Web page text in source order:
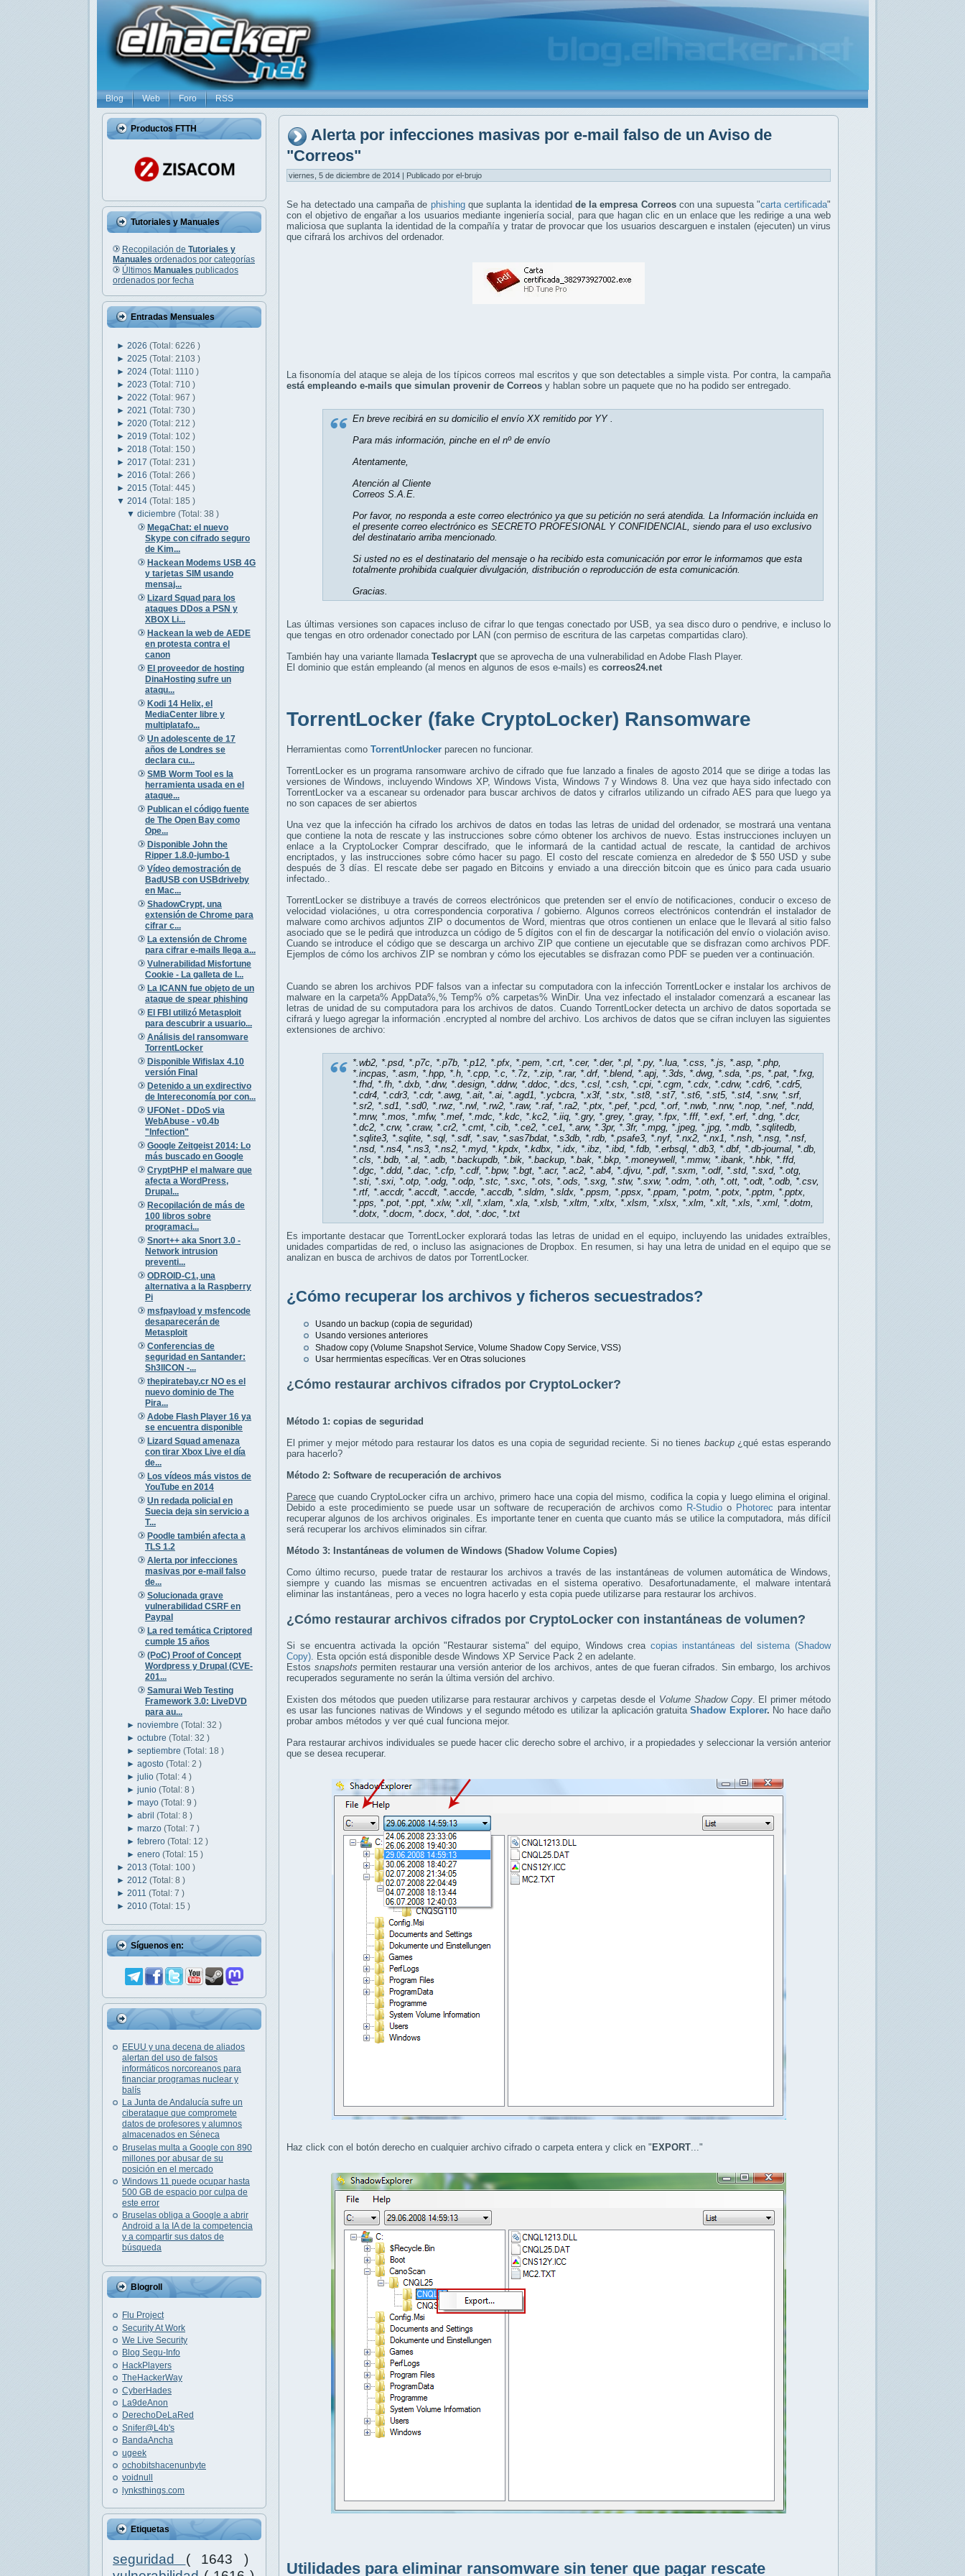
Blog Web Foro RSS
Productos FTTH
Tutoriales y Manuales
Recopilación de Tutoriales y
Manuales ordenados por categorías
Últimos Manuales publicados
ordenados por fecha
Entradas Mensuales
► 2026 (Total: 6226 )
► 2025 (Total: 2103 )
► 2024 (Total: 1110 )
► 2023 (Total: 710 )
► 2022 (Total: 967 )
► 2021 (Total: 730 )
► 2020 (Total: 212 )
► 2019 (Total: 102 )
► 2018 (Total: 150 )
► 2017 (Total: 231 )
► 2016 (Total: 266 )
► 2015 (Total: 445 )
▼ 2014 (Total: 185 )
▼diciembre(Total: 38 )
MegaChat: el nuevo
Skype con cifrado seguro
de Kim...
Hackean Modems USB 4G
y tarjetas SIM usando
mensaj...
Lizard Squad para los
ataques DDos a PSN y
XBOX Li...
Hackean la web de AEDE
en protesta contra el
canon
El proveedor de hosting
DinaHosting sufre un
ataqu...
Kodi 14 Helix, el
MediaCenter libre y
multiplatafo...
Un adolescente de 17
años de Londres se
declara cu...
SMB Worm Tool es la
herramienta usada en el
ataque...
Publican el código fuente
de The Open Bay como
Ope...
Disponible John the
Ripper 1.8.0-jumbo-1
Vídeo demostración de
BadUSB con USBdriveby
en Mac...
ShadowCrypt, una
extensión de Chrome para
cifrar c...
La extensión de Chrome
para cifrar e-mails llega a...
Vulnerabilidad Misfortune
Cookie - La galleta de l...
La ICANN fue objeto de un
ataque de spear phishing
El FBI utilizó Metasploit
para descubrir a usuario...
Análisis del ransomware
TorrentLocker
Disponible Wifislax 4.10
versión Final
Detenido a un exdirectivo
de Intereconomía por con...
UFONet - DDoS via
WebAbuse - v0.4b
"Infection"
Google Zeitgeist 2014: Lo
más buscado en Google
CryptPHP el malware que
afecta a WordPress,
Drupal...
Recopilación de más de
100 libros sobre
programaci...
Snort++ aka Snort 3.0 -
Network intrusion
preventi...
ODROID-C1, una
alternativa a la Raspberry
Pi
msfpayload y msfencode
desaparecerán de
Metasploit
Conferencias de
seguridad en Santander:
Sh3llCON -...
thepiratebay.cr NO es el
nuevo dominio de The
Pira...
Adobe Flash Player 16 ya
se encuentra disponible
Lizard Squad amenaza
con tirar Xbox Live el día
de...
Los vídeos más vistos de
YouTube en 2014
Un redada policial en
Suecia deja sin servicio a
T...
Poodle también afecta a
TLS 1.2
Alerta por infecciones
masivas por e-mail falso
de...
Solucionada grave
vulnerabilidad CSRF en
Paypal
La red temática Criptored
cumple 15 años
(PoC) Proof of Concept
Wordpress y Drupal (CVE-
201...
Samurai Web Testing
Framework 3.0: LiveDVD
para au...
►noviembre(Total: 32 )
►octubre(Total: 32 )
►septiembre(Total: 18 )
►agosto(Total: 2 )
►julio(Total: 4 )
►junio(Total: 8 )
►mayo(Total: 9 )
►abril(Total: 8 )
►marzo(Total: 7 )
►febrero(Total: 12 )
►enero(Total: 15 )
► 2013 (Total: 100 )
► 2012 (Total: 8 )
► 2011 (Total: 7 )
► 2010 (Total: 15 )
Síguenos en:
EEUU y una decena de aliados
alertan del uso de falsos
informáticos norcoreanos para
financiar programas nuclear y
balís
La Junta de Andalucía sufre un
ciberataque que compromete
datos de profesores y alumnos
almacenados en Séneca
Bruselas multa a Google con 890
millones por abusar de su
posición en el mercado
Windows 11 puede ocupar hasta
500 GB de espacio por culpa de
este error
Bruselas obliga a Google a abrir
Android a la IA de la competencia
y a compartir sus datos de
búsqueda
Blogroll
Flu Project
Security At Work
We Live Security
Blog Segu-Info
HackPlayers
TheHackerWay
CyberHades
La9deAnon
DerechoDeLaRed
Snifer@L4b's
BandaAncha
ugeek
ochobitshacenunbyte
voidnull
lynksthings.com
Etiquetas
seguridad ( 1643 )
Alerta por infecciones masivas por e-mail falso de un Aviso de
"Correos"
viernes, 5 de diciembre de 2014 | Publicado por el-brujo
Se ha detectado una campaña de phishingque suplanta la identidad de la empresa Correoscon una supuesta "carta certificada"
con el objetivo de engañar a los usuarios mediante ingeniería social, para que hagan clic en un enlace que les redirige a una web
maliciosa que suplanta la identidad de la compañía y tratar de provocar que los usuarios descarguen e instalen (ejecuten) un virus
que cifrará los archivos del ordenador.
La fisonomía del ataque se aleja de los típicos correos mal escritos y que son detectables a simple vista. Por contra, la campaña
está empleando e-mails que simulan provenir de Correos y hablan sobre un paquete que no ha podido ser entregado.
En breve recibirá en su domicilio el envío XX remitido por YY .
Para más información, pinche en el nº de envío
Atentamente,
Atención al Cliente
Correos S.A.E.
Por favor, no responda a este correo electrónico ya que su petición no será atendida. La Información incluida en
el presente correo electrónico es SECRETO PROFESIONAL Y CONFIDENCIAL, siendo para el uso exclusivo
del destinatario arriba mencionado.
Si usted no es el destinatario del mensaje o ha recibido esta comunicación por error le informamos que esta
totalmente prohibida cualquier divulgación, distribución o reproducción de esta comunicación.
Gracias.
Las últimas versiones son capaces incluso de cifrar lo que tengas conectado por USB, ya sea disco duro o pendrive, e incluso lo
que tengas en otro ordenador conectado por LAN (con permiso de escritura de las carpetas compartidas claro).
También hay una variante llamada Teslacrypt que se aprovecha de una vulnerabilidad en Adobe Flash Player.
El dominio que están empleando (al menos en algunos de esos e-mails) es correos24.net
TorrentLocker (fake CryptoLocker) Ransomware
Herramientas como TorrentUnlocker parecen no funcionar.
TorrentLocker es un programa ransomware archivo de cifrado que fue lanzado a finales de agosto 2014 que se dirige a todas las
versiones de Windows, incluyendo Windows XP, Windows Vista, Windows 7 y Windows 8. Una vez que haya sido infectado con
TorrentLocker va a escanear su ordenador parabuscar archivos de datos y cifrarlos utilizando un cifrado AES para que luego ya
no son capaces de ser abiertos
Una vez que la infección ha cifrado los archivos de datos en todas las letras de unidad del ordenador, se mostrará una ventana
que contiene la nota de rescate y las instrucciones sobre cómo obtener los archivos de nuevo. Estas instrucciones incluyen un
enlace a la CryptoLocker Comprar descifrado, que le informará de la cantidad actual de rescate,
la cantidad de archivos
encriptados, y las instrucciones sobre cómo hacer su pago. El costo del rescate comienza en alrededor de $ 550 USD y sube
después de 3 días. El rescate debe ser pagado en Bitcoins y enviado a una dirección bitcoin que es único para cada usuario
infectado..
TorrentLocker se distribuye a través de correos electrónicos que pretenden ser el envío de notificaciones, conducir oexceso de
velocidad violaciónes,u otra correspondencia corporativa / gobierno. Algunos correos electrónicos contendrán el instalador de
malware como archivos adjuntos ZIP o documentos de Word, mientras que otros contienen un enlace que le llevará al sitio falso
asociado que se le pedirá que introduzca un código de 5 dígitos con el fin de descargar la notificación del envío o violación aviso.
Cuando se introduce el código que se descarga un archivo ZIP que contiene un ejecutable que se disfrazan como archivos PDF.
Ejemplos de cómo los archivos ZIP se nombran y cómo los ejecutables se disfrazan como PDF se pueden ver a continuación.
Cuando se abren los archivos PDF falsos van a infectar su computadora con la infección TorrentLocker e instalar los archivos de
malware en la carpeta% AppData%,% Temp% o% carpetas% WinDir. Una vez infectado el instalador comenzará a escanear las
letras de unidad de su computadora para los archivos de datos. Cuando TorrentLocker detecta un archivo de datos soportada se
cifrará y luego agregar la información .encrypted al nombre del archivo. Los archivos de datos que se cifran incluyen las siguientes
extensiones de archivo:
*.wb2, *.psd, *.p7c, *.p7b, *.p12, *.pfx, *.pem, *.crt, *.cer, *.der, *.pl, *.py, *.lua, *.css, *.js, *.asp, *.php,
*.incpas, *.asm, *.hpp, *.h, *.cpp, *.c, *.7z, *.zip, *.rar, *.drf, *.blend, *.apj, *.3ds, *.dwg, *.sda, *.ps, *.pat, *.fxg,
*.fhd, *.fh, *.dxb, *.drw, *.design, *.ddrw, *.ddoc, *.dcs, *.csl, *.csh, *.cpi, *.cgm, *.cdx, *.cdrw, *.cdr6, *.cdr5,
*.cdr4, *.cdr3, *.cdr, *.awg, *.ait, *.ai, *.agd1, *.ycbcra, *.x3f, *.stx, *.st8, *.st7, *.st6, *.st5, *.st4, *.srw, *.srf,
*.sr2, *.sd1, *.sd0, *.rwz, *.rwl, *.rw2, *.raw, *.raf, *.ra2, *.ptx, *.pef, *.pcd, *.orf, *.nwb, *.nrw, *.nop, *.nef, *.ndd,
*.mrw, *.mos, *.mfw, *.mef, *.mdc, *.kdc, *.kc2, *.iiq, *.gry, *.grey, *.gray, *.fpx, *.fff, *.exf, *.erf, *.dng, *.dcr,
*.dc2, *.crw, *.craw, *.cr2, *.cmt, *.cib, *.ce2, *.ce1, *.arw, *.3pr, *.3fr, *.mpg, *.jpeg, *.jpg, *.mdb, *.sqlitedb,
*.sqlite3, *.sqlite, *.sql, *.sdf, *.sav, *.sas7bdat, *.s3db, *.rdb, *.psafe3, *.nyf, *.nx2, *.nx1, *.nsh, *.nsg, *.nsf,
*.nsd, *.ns4, *.ns3, *.ns2, *.myd, *.kpdx, *.kdbx, *.idx, *.ibz, *.ibd, *.fdb, *.erbsql, *.db3, *.dbf, *.db-journal, *.db,
*.cls, *.bdb, *.al, *.adb, *.backupdb, *.bik, *.backup, *.bak, *.bkp, *.moneywell, *.mmw, *.ibank, *.hbk, *.ffd,
*.dgc, *.ddd, *.dac, *.cfp, *.cdf, *.bpw, *.bgt, *.acr, *.ac2, *.ab4, *.djvu, *.pdf, *.sxm, *.odf, *.std, *.sxd, *.otg,
*.sti, *.sxi, *.otp, *.odg, *.odp, *.stc, *.sxc, *.ots, *.ods, *.sxg, *.stw, *.sxw, *.odm, *.oth, *.ott, *.odt, *.odb, *.csv,
*.rtf, *.accdr, *.accdt, *.accde, *.accdb, *.sldm, *.sldx, *.ppsm, *.ppsx, *.ppam, *.potm, *.potx, *.pptm, *.pptx,
*.pps, *.pot, *.ppt, *.xlw, *.xll, *.xlam, *.xla, *.xlsb, *.xltm, *.xltx, *.xlsm, *.xlsx, *.xlm, *.xlt, *.xls, *.xml, *.dotm,
*.dotx, *.docm, *.docx, *.dot, *.doc, *.txt
Es importante destacar que TorrentLocker explorará todas las letras de unidad en el equipo, incluyendo las unidades extraíbles,
unidades compartidas de red, o incluso las asignaciones de Dropbox. En resumen,si hay una letra de unidad en el equipo que se
analizan en busca de archivos de datos por TorrentLocker.
¿Cómo recuperar los archivos y ficheros secuestrados?
Usando un backup (copia de seguridad)
Usando versiones anteriores
Shadow copy (Volume Snapshot Service, Volume Shadow Copy Service, VSS)
Usar herrmientas específicas. Ver en Otras soluciones
¿Cómo restaurar archivos cifrados por CryptoLocker?
Método 1: copias de seguridad
El primer y mejor método para restaurar los datos es una copia de seguridad reciente. Si no tienes backup¿qué estas esperando
para hacerlo?
Método 2: Software de recuperación de archivos
Parece que cuando CryptoLocker cifra un archivo, primero hace una copia del mismo, codifica la copia y luego elimina el original.
Debido a este procedimiento se puede usar un software de recuperación de archivos como R-Studio o Photorec para intentar
recuperar algunos de los archivos originales. Es importante tener en cuenta que cuanto más se utilice la computadora, más difícil
será recuperar los archivos eliminados sin cifrar.
Método 3: Instantáneas de volumen de Windows (Shadow Volume Copies)
Como último recurso, puede tratar de restaurar los archivos a través de las instantáneas de volumen automática de Windows,
siempre y cuando las mismas se encuentren activadas en el sistema operativo. Desafortunadamente, el malware intentará
eliminar las instantáneas, pero a veces no logra hacerlo y esta copia puede utilizarse para restaurar los archivos.
¿Cómo restaurar archivos cifrados por CryptoLocker con instantáneas de volumen?
Si se encuentra activada la opción "Restaurar sistema" del equipo, Windows crea copias instantáneas del sistema (Shadow
Copy) . Esta opción está disponible desde Windows XP Service Pack 2 en adelante.
Estos snapshots permiten restaurar una versión anterior de los archivos, antes de que fueran cifrados. Sin embargo, los archivos
recuperados seguramente no serán la última versión del archivo.
Existen dos métodos que pueden utilizarse para restaurar archivos y carpetas desde el Volume Shadow Copy. El primer método
es usar las funciones nativas de Windows y el segundo método es utilizar la aplicación gratuita Shadow Explorer. No hace daño
probar ambos métodos y ver qué cual funciona mejor.
Para restaurar archivos individuales se puede hacer clic derecho sobre el archivo, ir a propiedades y seleccionar la versión anterior
que se desea recuperar.
Haz click con el botón derecho en cualquier archivo cifrado o carpeta entera y click en " EXPORT ..."
Utilidades para eliminar ransomware sin tener que pagar rescate